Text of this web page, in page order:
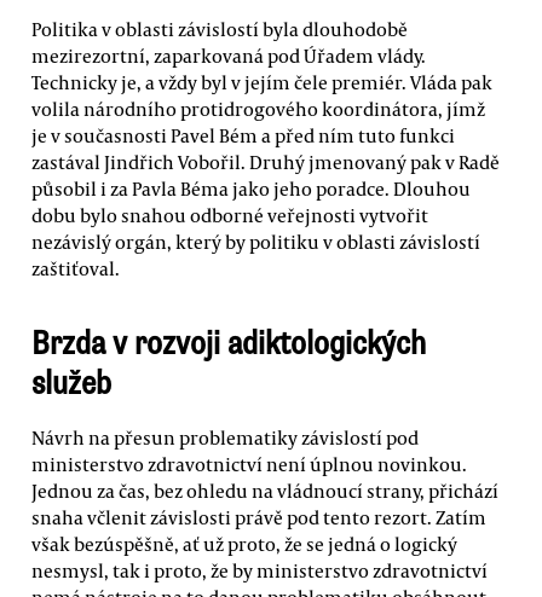
Politika v oblasti závislostí byla dlouhodobě
mezirezortní, zaparkovaná pod Úřadem vlády.
Technicky je, a vždy byl v jejím čele premiér. Vláda pak
volila národního protidrogového koordinátora, jímž
je v současnosti Pavel Bém a před ním tuto funkci
zastával Jindřich Vobořil. Druhý jmenovaný pak v Radě
působil i za Pavla Béma jako jeho poradce. Dlouhou
dobu bylo snahou odborné veřejnosti vytvořit
nezávislý orgán, který by politiku v oblasti závislostí
zaštiťoval.
Brzda v rozvoji adiktologických
služeb
Návrh na přesun problematiky závislostí pod
ministerstvo zdravotnictví není úplnou novinkou.
Jednou za čas, bez ohledu na vládnoucí strany, přichází
snaha včlenit závislosti právě pod tento rezort. Zatím
však bezúspěšně, ať už proto, že se jedná o logický
nesmysl, tak i proto, že by ministerstvo zdravotnictví